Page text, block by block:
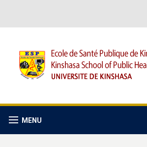
MENU